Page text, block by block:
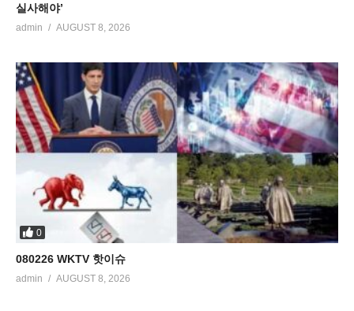
실사해야’
admin AUGUST 8, 2026
0
080226 WKTV 핫이슈
admin AUGUST 8, 2026